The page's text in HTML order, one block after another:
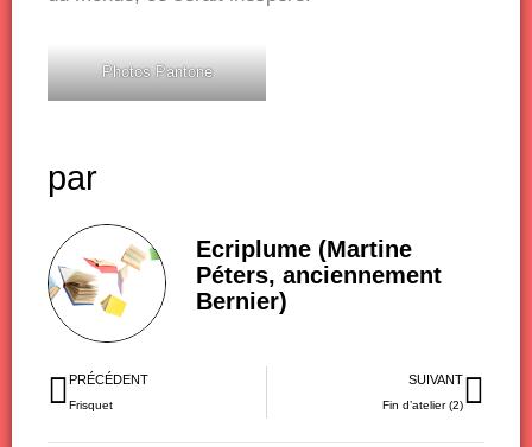
Photos Pantone
par
Ecriplume (Martine
Péters, anciennement
Bernier)
Précédent
PRÉCÉDENT
Frisquet
SUIVANT
Fin d’atelier (2)